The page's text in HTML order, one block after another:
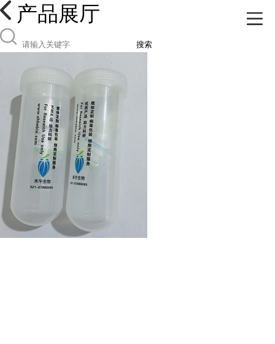
产品展厅
搜索